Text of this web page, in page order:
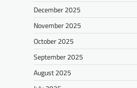
December 2025
November 2025
October 2025
September 2025
August 2025